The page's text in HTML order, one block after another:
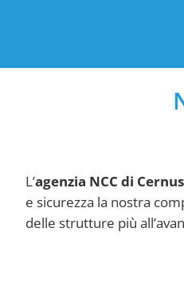
L’agenzia NCC di
e sicurezza la nostra
delle strutture più